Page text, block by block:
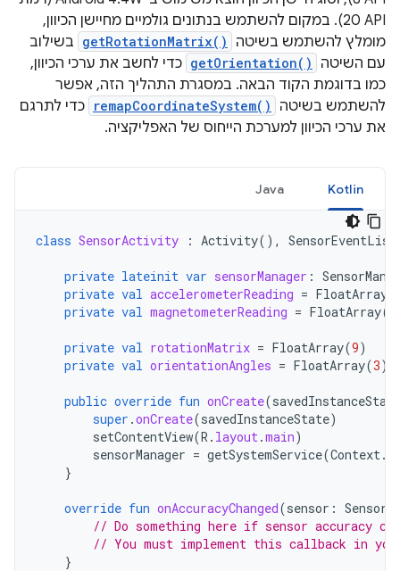
API‏ 20). במקום להשתמש בנתונים גולמיים מחיישן הכיוון,
מומלץ להשתמש בשיטה
getRotationMatrix() בשילוב
עם השיטה
getOrientation() כדי לחשב את ערכי הכיוון,
כמו בדוגמת הקוד הבאה. במסגרת התהליך הזה, אפשר
להשתמש בשיטה
remapCoordinateSystem() כדי לתרגם
את ערכי הכיוון למערכת הייחוס של האפליקציה.
Kotlin
Java
class SensorActivity : Activity(),
private lateinit var sensorManager :
private val accelerometerReading = FloatArray
private val magnetometerReading = FloatArray(
private val rotationMatrix = FloatArray(9)
private val orientationAngles = FloatArray(3)
public override fun onCreate(savedInstanceState
super .onCreate(savedInstanceState)
setContentView(R . layout.main)
sensorManager = getSystemService(Context.
}
override fun onAccuracyChanged(sensor : Sensor
// Do something here if sensor accuracy
// You must implement this callback in
}